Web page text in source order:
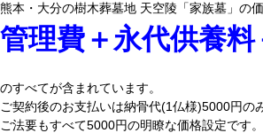
熊本・大分の樹木葬墓地 天空陵「家族墓」の
管理費＋永代供養
のすべてが含まれています。
ご契約後のお支払いは納骨代(1仏様)5000円のみ
ご法要もすべて5000円の明瞭な価格設定です。